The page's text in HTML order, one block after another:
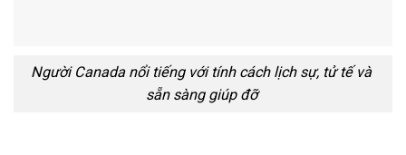
Người Canada nổi tiếng với tính cách lịch sự, tử tế và
sẵn sàng giúp đỡ